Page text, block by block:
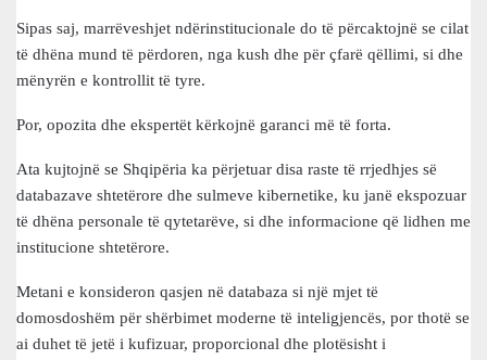
Sipas saj, marrëveshjet ndërinstitucionale do të përcaktojnë se cilat
të dhëna mund të përdoren, nga kush dhe për çfarë qëllimi, si dhe
mënyrën e kontrollit të tyre.
Por, opozita dhe ekspertët kërkojnë garanci më të forta.
Ata kujtojnë se Shqipëria ka përjetuar disa raste të rrjedhjes së
databazave shtetërore dhe sulmeve kibernetike, ku janë ekspozuar
të dhëna personale të qytetarëve, si dhe informacione që lidhen me
institucione shtetërore.
Metani e konsideron qasjen në databaza si një mjet të
domosdoshëm për shërbimet moderne të inteligjencës, por thotë se
ai duhet të jetë i kufizuar, proporcional dhe plotësisht i